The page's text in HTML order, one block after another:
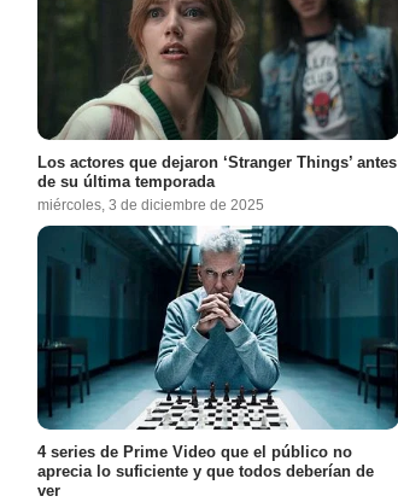
Los actores que dejaron ‘Stranger Things’ antes
de su última temporada
miércoles, 3 de diciembre de 2025
4 series de Prime Video que el público no
aprecia lo suficiente y que todos deberían de
ver